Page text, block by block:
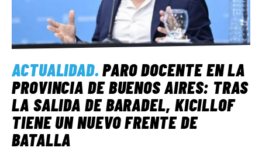
FUERA DE MEGÁFONO
EL LADO «G»
ACTUALIDAD.PARO DOCENTE EN LA
PROVINCIA DE BUENOS AIRES: TRAS
LA SALIDA DE BARADEL, KICILLOF
TIENE UN NUEVO FRENTE DE
BATALLA